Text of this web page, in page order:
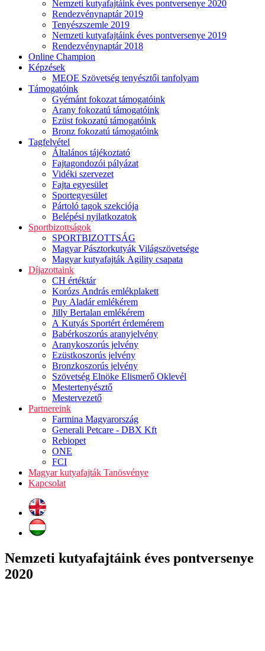
Nemzeti kutyafajtáink éves pontversenye 2020
Rendezvénynaptár 2019
Tenyészszemle 2019
Nemzeti kutyafajtáink éves pontversenye 2019
Rendezvénynaptár 2018
Online Champion
Képzések
MEOE Szövetség tenyésztői tanfolyam
Támogatóink
Gyémánt fokozat támogatóink
Arany fokozatú támogatóink
Ezüst fokozatú támogatóink
Bronz fokozatú támogatóink
Tagfelvétel
Általános tájékoztató
Fajtagondozói pályázat
Vidéki szervezet
Fajta egyesület
Sportegyesület
Pártoló tagok szekciója
Belépési nyilatkozatok
Sportbizottságok
SPORTBIZOTTSÁG
Magyar Pásztorkutyák Világszövetsége
Magyar kutyafajták Agility csapata
Díjazottaink
CH értéktár
Korózs András emlékplakett
Puy Aladár emlékérem
Jilly Bertalan emlékérem
A Kutyás Sportért érdemérem
Babérkoszorús aranyjelvény
Aranykoszorús jelvény
Ezüstkoszorús jelvény
Bronzkoszorús jelvény
Szövetség Elnöke Elismerő Oklevél
Mestertenyésztő
Mestervezető
Partnereink
Farmina Magyarország
Generali Petcare - DBX Kft
Rebiopet
ONE
FCI
Magyar kutyafajták Tanösvénye
Kapcsolat
Nemzeti kutyafajtáink éves pontversenye
2020